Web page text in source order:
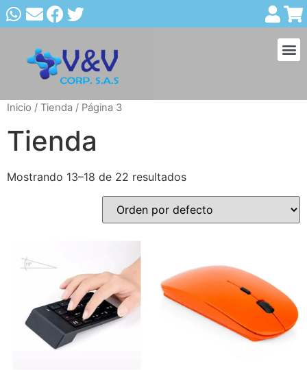
Inicio / Tienda / Página 3
Tienda
Mostrando 13–18 de 22 resultados